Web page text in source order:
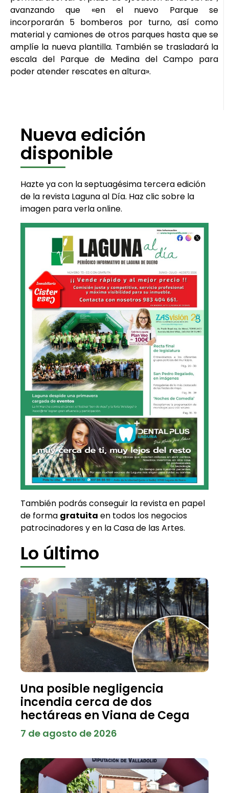
avanzando que «en el nuevo Parque se
incorporarán 5 bomberos por turno, así como
material y camiones de otros parques hasta que se
amplíe la nueva plantilla. También se trasladará la
escala del Parque de Medina del Campo para
poder atender rescates en altura».
Nueva edición
disponible
Hazte ya con la septuagésima tercera edición
de la revista Laguna al Día. Haz clic sobre la
imagen para verla online.
También podrás conseguir la revista en papel
de forma gratuita en todos los negocios
patrocinadores y en la Casa de las Artes.
Lo último
Una posible negligencia
incendia cerca de dos
hectáreas en Viana de Cega
7 de agosto de 2026